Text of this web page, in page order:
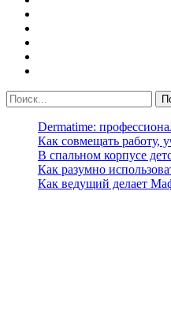
Dermatime:
Как совмещать работу,
В спальном корпусе
Как разумно
Как ведущий делает